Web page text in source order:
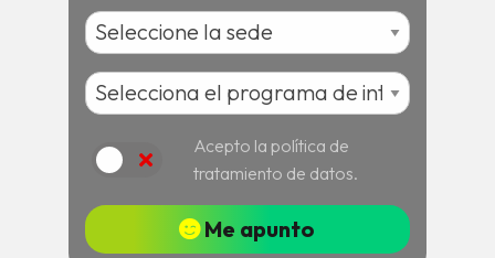
Acepto
Acepto la política de
tratamiento de datos.
Me apunto